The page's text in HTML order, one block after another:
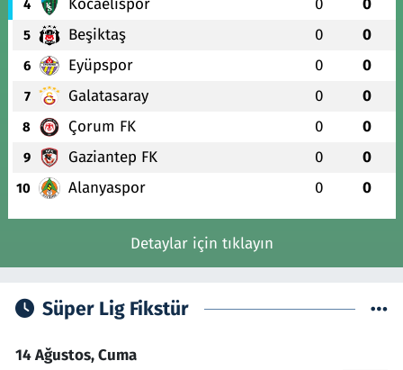
4 Kocaelispor 0 0
5 Beşiktaş 0 0
6 Eyüpspor 0 0
7 Galatasaray 0 0
8 Çorum FK 0 0
9 Gaziantep FK 0 0
10 Alanyaspor 0 0
Detaylar için tıklayın
Süper Lig Fikstür
14 Ağustos, Cuma